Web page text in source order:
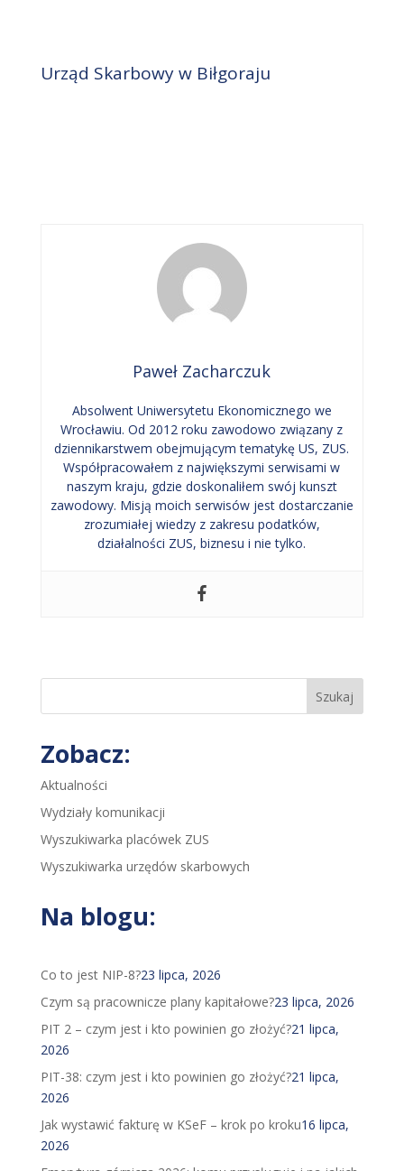
Urząd Skarbowy w Biłgoraju
Paweł Zacharczuk
Absolwent Uniwersytetu Ekonomicznego we
Wrocławiu. Od 2012 roku zawodowo związany z
dziennikarstwem obejmującym tematykę US, ZUS.
Współpracowałem z największymi serwisami w
naszym kraju, gdzie doskonaliłem swój kunszt
zawodowy. Misją moich serwisów jest dostarczanie
zrozumiałej wiedzy z zakresu podatków,
działalności ZUS, biznesu i nie tylko.
Szukaj
Zobacz:
Aktualności
Wydziały komunikacji
Wyszukiwarka placówek ZUS
Wyszukiwarka urzędów skarbowych
Na blogu:
Co to jest NIP-8?23 lipca, 2026
Czym są pracownicze plany kapitałowe?23 lipca, 2026
PIT 2 – czym jest i kto powinien go złożyć?21 lipca,
2026
PIT-38: czym jest i kto powinien go złożyć?21 lipca,
2026
Jak wystawić fakturę w KSeF – krok po kroku16 lipca,
2026